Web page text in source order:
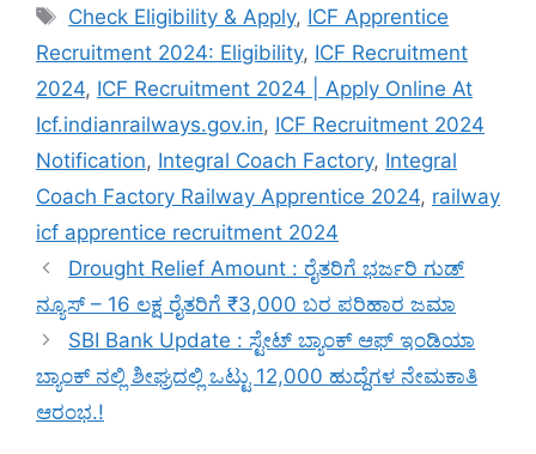
Tags
Check Eligibility & Apply, ICF Apprentice
Recruitment 2024: Eligibility, ICF Recruitment
2024, ICF Recruitment 2024 | Apply Online At
Icf.indianrailways.gov.in, ICF Recruitment 2024
Notification, Integral Coach Factory, Integral
Coach Factory Railway Apprentice 2024, railway
icf apprentice recruitment 2024
Drought Relief Amount : ರೈತರಿಗೆ ಭರ್ಜರಿ ಗುಡ್
ನ್ಯೂಸ್ – 16 ಲಕ್ಷ ರೈತರಿಗೆ ₹3,000 ಬರ ಪರಿಹಾರ ಜಮಾ
SBI Bank Update : ಸ್ಟೇಟ್ ಬ್ಯಾಂಕ್ ಆಫ್ ಇಂಡಿಯಾ
ಬ್ಯಾಂಕ್ ನಲ್ಲಿ ಶೀಘ್ರದಲ್ಲಿ ಒಟ್ಟು 12,000 ಹುದ್ದೆಗಳ ನೇಮಕಾತಿ
ಆರಂಭ.!